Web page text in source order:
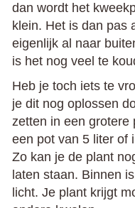
dan wordt het
klein. Het is dan pas
eigenlijk al naar
is het nog veel te
Heb je toch iets te
je dit nog oplossen
zetten in een grotere
een pot van 5 liter of
Zo kan je de plant
laten staan. Binnen
licht. Je plant krijgt